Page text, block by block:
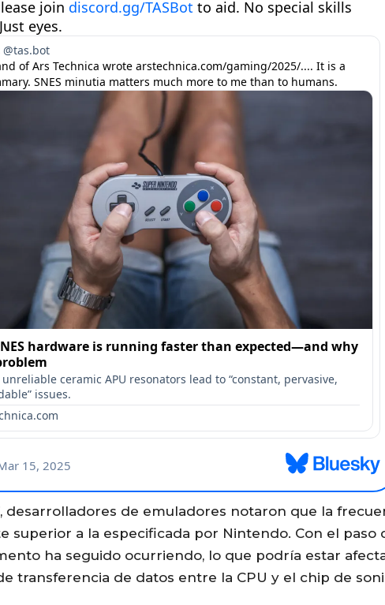
desarrolladores de emuladores notaron que la
superior a la especificada por Nintendo. Con el paso
ha seguido ocurriendo, lo que podría estar
transferencia de datos entre la CPU y el chip de